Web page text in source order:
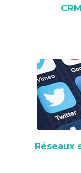
Réseaux